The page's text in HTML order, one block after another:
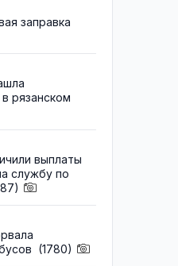
заправка
рязанском
выплаты
службу по
(1780)